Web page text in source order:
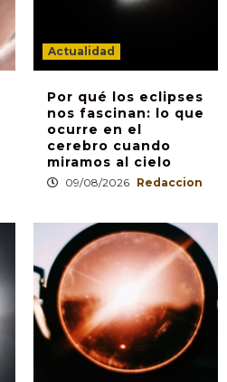
Actualidad
Por qué los eclipses
nos fascinan: lo que
ocurre en el
cerebro cuando
miramos al cielo
09/08/2026 Redaccion